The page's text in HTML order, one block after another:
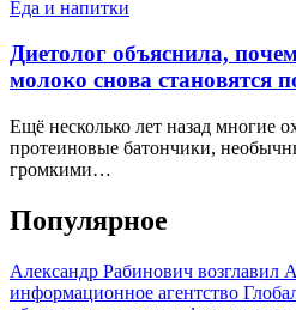
Еда и напитки
Диетолог объяснила,
молоко снова становятся
Ещё несколько лет назад многие
протеиновые батончики,
громкими…
Популярное
Александр Рабинович возглавил
информационное агентство